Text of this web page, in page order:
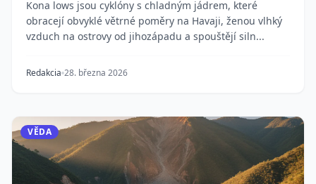
Kona lows jsou cyklóny s chladným jádrem, které
obracejí obvyklé větrné poměry na Havaji, ženou vlhký
vzduch na ostrovy od jihozápadu a spouštějí siln...
Redakcia 28. března 2026
VĚDA